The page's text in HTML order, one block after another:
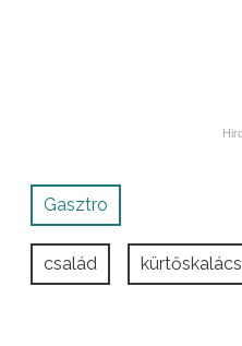
Gasztro
család kürtőskalács